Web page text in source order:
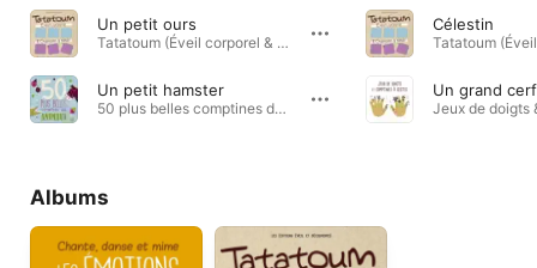
Un petit ours
Tatatoum (Éveil corporel & chansons à mimer) · 2011
Un petit hamster
50 plus belles comptines des animaux · 2012
Célestin
Albums